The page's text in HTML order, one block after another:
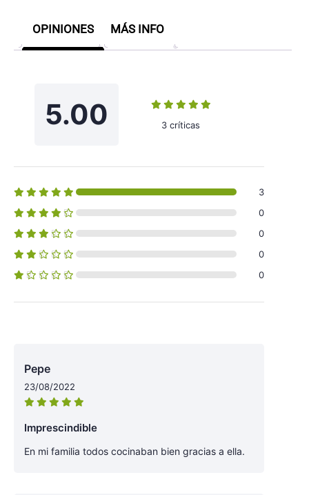
OPINIONES MÁS INFO
5.00 3 críticas
3
0
0
0
0
Pepe
23/08/2022
Imprescindible
En mi familia todos cocinaban bien gracias a ella.